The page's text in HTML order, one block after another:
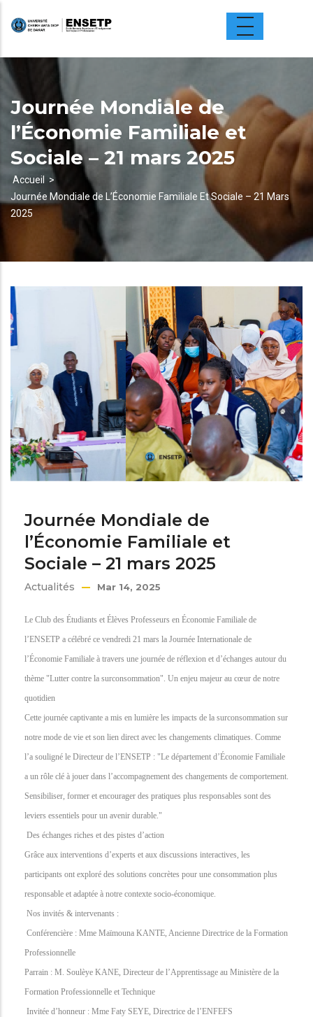
principal
Journée Mondiale de
l’Économie Familiale et
Sociale – 21 mars 2025
Fil
d'Ariane
Accueil
Journée Mondiale de L’Économie Familiale Et Sociale – 21 Mars
2025
Journée Mondiale de
l’Économie Familiale et
Sociale – 21 mars 2025
Actualités Mar 14, 2025
Le Club des Étudiants et Élèves Professeurs en Économie Familiale de
l’ENSETP a célébré ce vendredi 21 mars la Journée Internationale de
l’Économie Familiale à travers une journée de réflexion et d’échanges autour du
thème "Lutter contre la surconsommation". Un enjeu majeur au cœur de notre
quotidien
Cette journée captivante a mis en lumière les impacts de la surconsommation sur
notre mode de vie et son lien direct avec les changements climatiques. Comme
l’a souligné le Directeur de l’ENSETP : "Le département d’Économie Familiale
a un rôle clé à jouer dans l’accompagnement des changements de comportement.
Sensibiliser, former et encourager des pratiques plus responsables sont des
leviers essentiels pour un avenir durable."
Des échanges riches et des pistes d’action
Grâce aux interventions d’experts et aux discussions interactives, les
participants ont exploré des solutions concrètes pour une consommation plus
responsable et adaptée à notre contexte socio-économique.
Nos invités & intervenants :
Conférencière : Mme Maïmouna KANTE, Ancienne Directrice de la Formation
Professionnelle
Parrain : M. Soulèye KANE, Directeur de l’Apprentissage au Ministère de la
Formation Professionnelle et Technique
Invitée d’honneur : Mme Faty SEYE, Directrice de l’ENFEFS